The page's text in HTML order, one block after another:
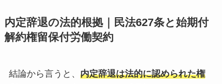
内定辞退の法的根拠｜民法627条と始期付
解約権留保付労働契約
結論から言うと、 内定辞退は法的に認められた権